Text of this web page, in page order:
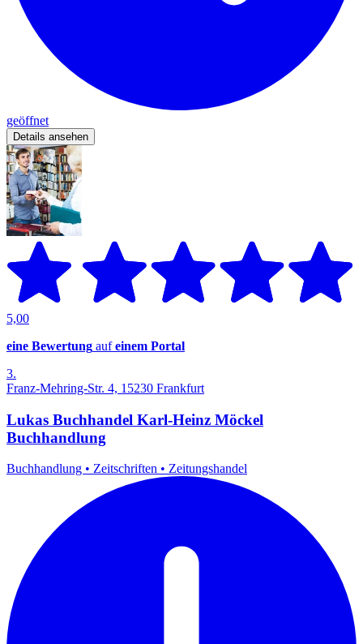
geöffnet
Details ansehen
5,00
eine Bewertung aufeinem Portal
3.
Franz-Mehring-Str. 4, 15230 Frankfurt
Lukas Buchhandel Karl-Heinz Möckel
Buchhandlung
Buchhandlung • Zeitschriften • Zeitungshandel